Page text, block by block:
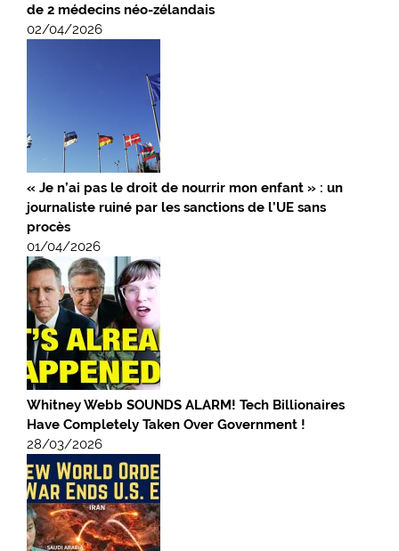
de 2 médecins néo-zélandais
02/04/2026
« Je n’ai pas le droit de nourrir mon enfant » : un
journaliste ruiné par les sanctions de l’UE sans
procès
01/04/2026
Whitney Webb SOUNDS ALARM! Tech Billionaires
Have Completely Taken Over Government !
28/03/2026